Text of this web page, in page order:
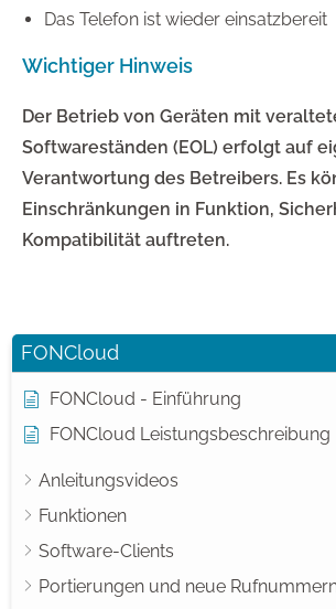
FONCloud
FONCloud - Einführung
FONCloud Leistungsbeschreibung
Anleitungsvideos
Funktionen
Software-Clients
Portierungen und neue
Das Telefon ist wieder einsatzbereit
Wichtiger Hinweis
Der Betrieb von Geräten mit
Softwareständen (EOL) erfolgt auf
Verantwortung des Betreibers. Es
Einschränkungen in Funktion,
Kompatibilität auftreten.